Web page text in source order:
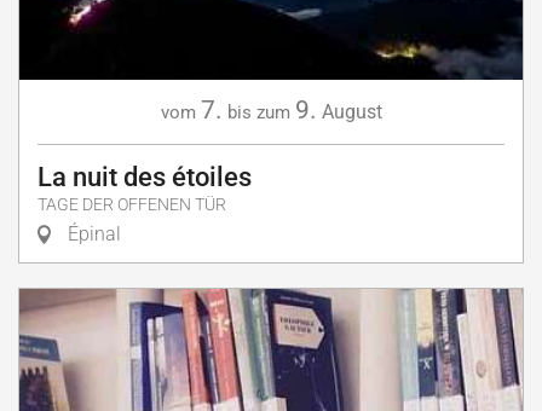
vom 7. bis zum 9. August
La nuit des étoiles
TAGE DER OFFENEN TÜR
Épinal